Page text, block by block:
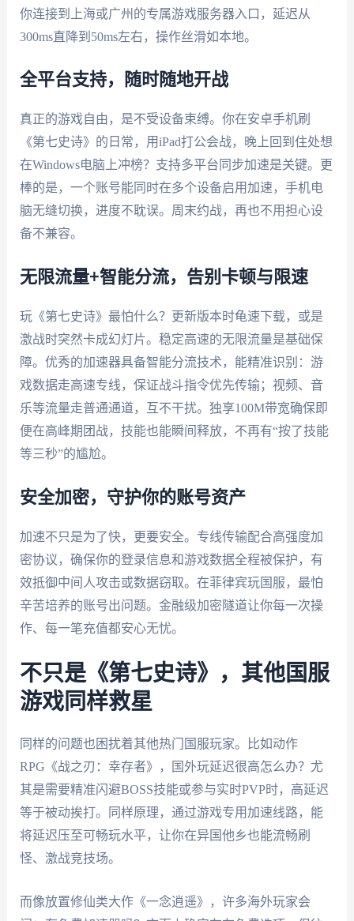
你连接到上海或广州的专属游戏服务器入口，延迟从
300ms直降到50ms左右，操作丝滑如本地。
全平台支持，随时随地开战
真正的游戏自由，是不受设备束缚。你在安卓手机刷
《第七史诗》的日常，用iPad打公会战，晚上回到住处想
在Windows电脑上冲榜？支持多平台同步加速是关键。更
棒的是，一个账号能同时在多个设备启用加速，手机电
脑无缝切换，进度不耽误。周末约战，再也不用担心设
备不兼容。
无限流量+智能分流，告别卡顿与限速
玩《第七史诗》最怕什么？更新版本时龟速下载，或是
激战时突然卡成幻灯片。稳定高速的无限流量是基础保
障。优秀的加速器具备智能分流技术，能精准识别：游
戏数据走高速专线，保证战斗指令优先传输；视频、音
乐等流量走普通通道，互不干扰。独享100M带宽确保即
便在高峰期团战，技能也能瞬间释放，不再有“按了技能
等三秒”的尴尬。
安全加密，守护你的账号资产
加速不只是为了快，更要安全。专线传输配合高强度加
密协议，确保你的登录信息和游戏数据全程被保护，有
效抵御中间人攻击或数据窃取。在菲律宾玩国服，最怕
辛苦培养的账号出问题。金融级加密隧道让你每一次操
作、每一笔充值都安心无忧。
不只是《第七史诗》，其他国服
游戏同样救星
同样的问题也困扰着其他热门国服玩家。比如动作
RPG《战之刃：幸存者》，国外玩延迟很高怎么办？尤
其是需要精准闪避BOSS技能或参与实时PVP时，高延迟
等于被动挨打。同样原理，通过游戏专用加速线路，能
将延迟压至可畅玩水平，让你在异国他乡也能流畅刷
怪、激战竞技场。
而像放置修仙类大作《一念逍遥》，许多海外玩家会